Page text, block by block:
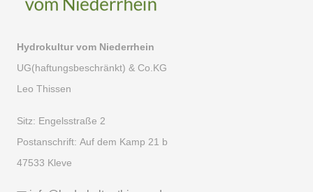
Hydrokultur vom Niederrhein
UG(haftungsbeschränkt) & Co.KG
Leo Thissen
Sitz: Engelsstraße 2
Postanschrift: Auf dem Kamp 21 b
47533 Kleve